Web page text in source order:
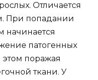
Отличается
При попадании
начинается
патогенных
поражая
ткани. У